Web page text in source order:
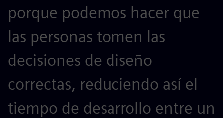
porque podemos hacer que
las personas tomen las
decisiones de diseño
correctas, reduciendo así el
tiempo de desarrollo entre un